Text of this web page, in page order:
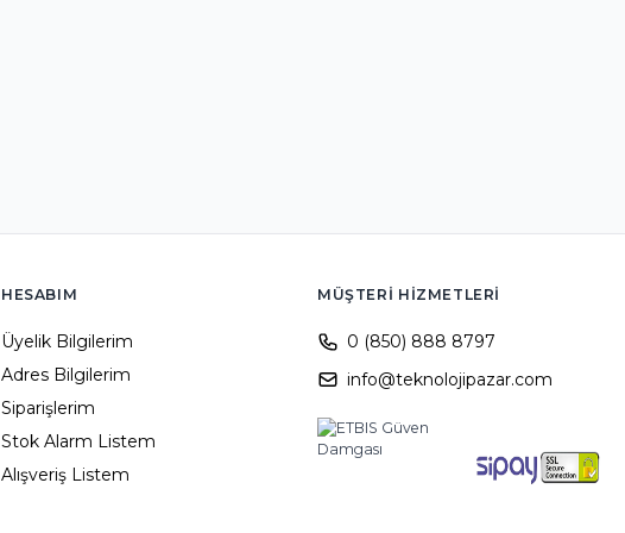
HESABIM
Üyelik Bilgilerim
Adres Bilgilerim
Siparişlerim
Stok Alarm Listem
Alışveriş Listem
MÜŞTERI HIZMETLERI
0 (850) 888 8797
info@teknolojipazar.com